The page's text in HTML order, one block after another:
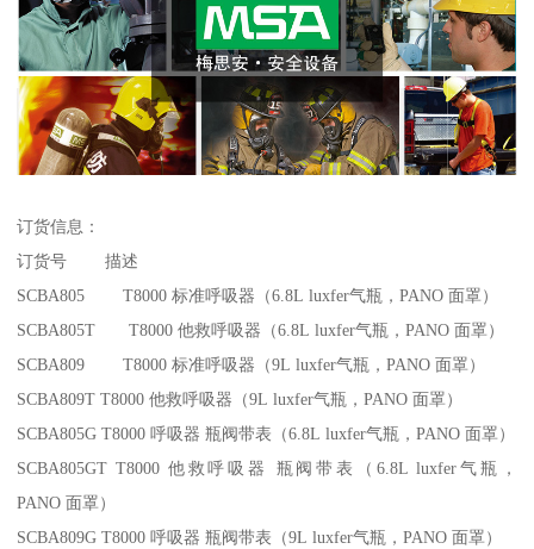
订货信息：
订货号 描述
SCBA805 T8000 标准呼吸器（6.8L luxfer气瓶，PANO 面罩）
SCBA805T T8000 他救呼吸器（6.8L luxfer气瓶，PANO 面罩）
SCBA809 T8000 标准呼吸器（9L luxfer气瓶，PANO 面罩）
SCBA809T T8000 他救呼吸器（9L luxfer气瓶，PANO 面罩）
SCBA805G T8000 呼吸器 瓶阀带表（6.8L luxfer气瓶，PANO 面罩）
SCBA805GT T8000 他救呼吸器 瓶阀带表（6.8L luxfer气瓶，
PANO 面罩）
SCBA809G T8000 呼吸器 瓶阀带表（9L luxfer气瓶，PANO 面罩）